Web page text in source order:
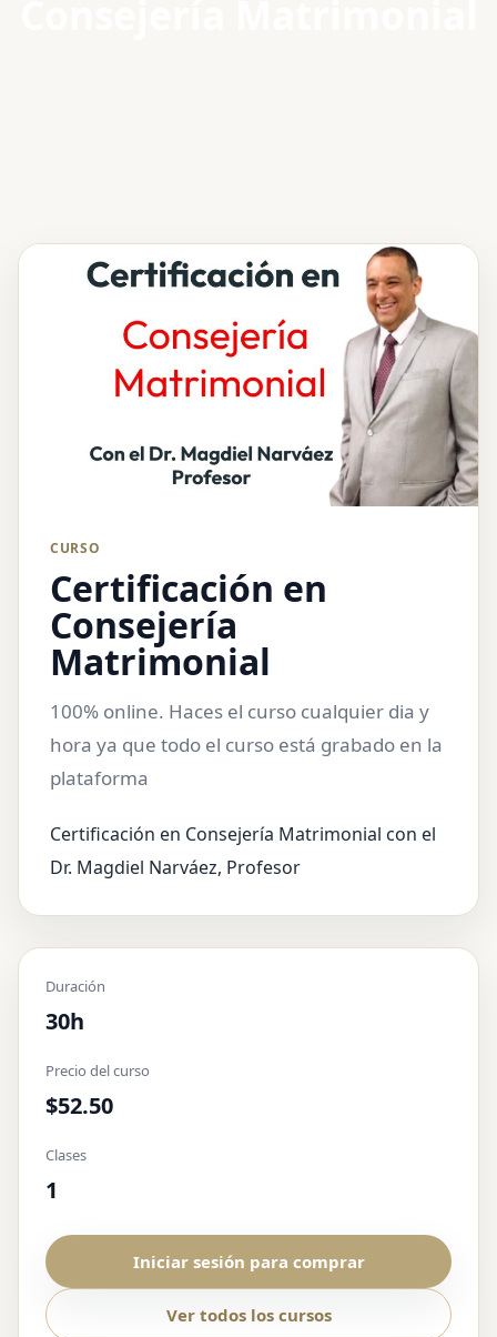
CURSO
Certificación en
Consejería
Matrimonial
100% online. Haces el curso cualquier dia y
hora ya que todo el curso está grabado en la
plataforma
Certificación en Consejería Matrimonial con el
Dr. Magdiel Narváez, Profesor
Duración
30h
Precio del curso
$52.50
Clases
1
Iniciar sesión para comprar
Ver todos los cursos